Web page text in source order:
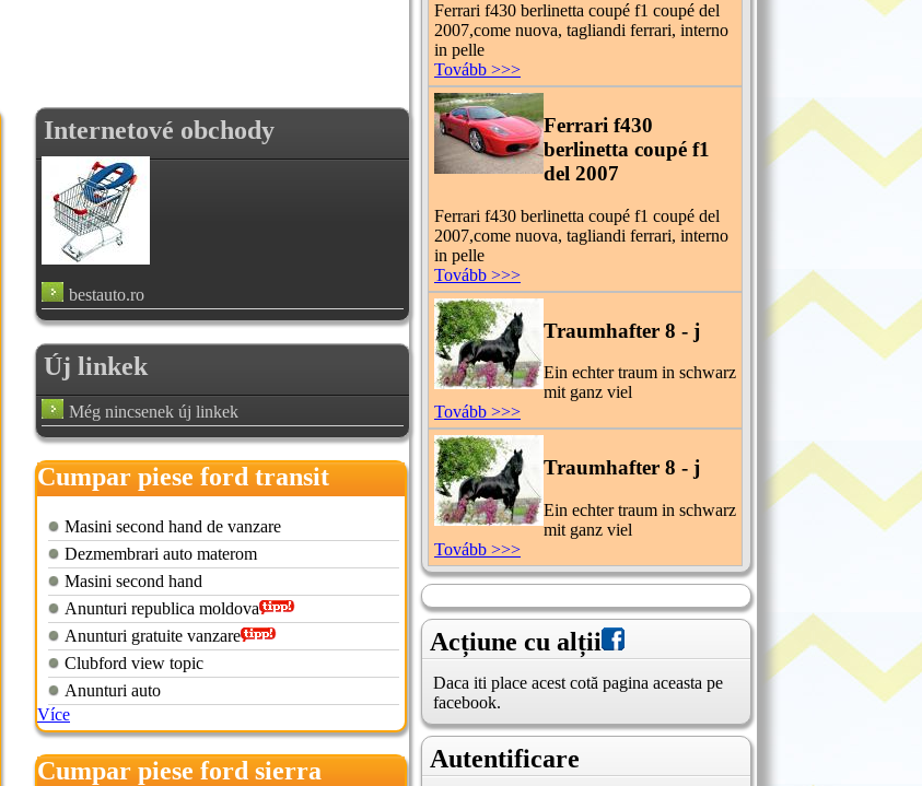
Internetové obchody
bestauto.ro
Új linkek
Még nincsenek új linkek
Cumpar piese ford transit
Masini second hand de vanzare
Dezmembrari auto materom
Masini second hand
Anunturi republica moldova
Anunturi gratuite vanzare
Clubford view topic
Anunturi auto
Více
Cumpar piese ford sierra
Ferrari f430 berlinetta coupé f1 coupé del
2007,come nuova, tagliandi ferrari, interno
in pelle
Tovább >>>
Ferrari f430
berlinetta coupé f1
del 2007
Ferrari f430 berlinetta coupé f1 coupé del
2007,come nuova, tagliandi ferrari, interno
in pelle
Tovább >>>
Traumhafter 8 - j
Ein echter traum in schwarz
mit ganz viel
Tovább >>>
Traumhafter 8 - j
Ein echter traum in schwarz
mit ganz viel
Tovább >>>
Acțiune cu alții
Daca iti place acest cotă pagina aceasta pe
facebook.
Autentificare